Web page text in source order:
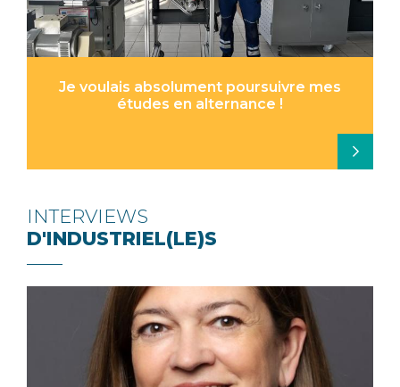
Je voulais absolument poursuivre mes
études en alternance !
INTERVIEWS
D'INDUSTRIEL(LE)S